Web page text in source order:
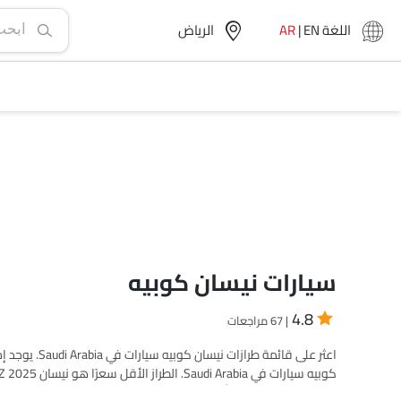
الرياض‎ اللغةEN
|
AR
سيارات نيسان كوبيه
4.8 | 67 مراجعات
المطلوبة من القائمة أدناه لمعرفة قائمة الأسعار الكاملة في